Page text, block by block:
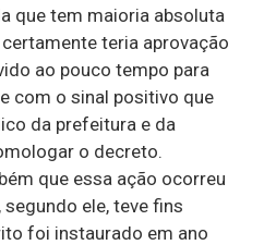
que tem maioria absoluta
teria aprovação
ao pouco tempo para
com o sinal positivo que
da prefeitura e da
o decreto.
que essa ação ocorreu
ele, teve fins
foi instaurado em ano